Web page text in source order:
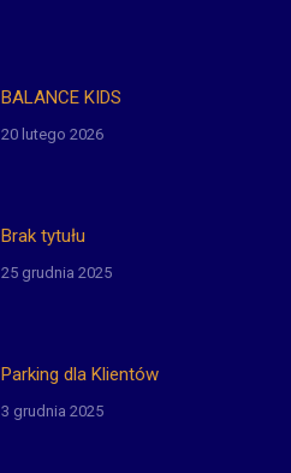
BALANCE KIDS
20 lutego 2026
Brak tytułu
25 grudnia 2025
Parking dla Klientów
3 grudnia 2025